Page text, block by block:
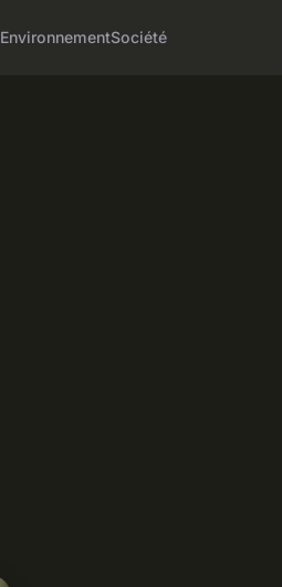
EnvironnementSociété